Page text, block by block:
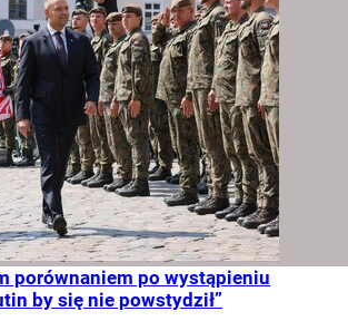
porównaniem po wystąpieniu
by się nie powstydził”